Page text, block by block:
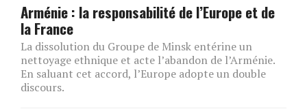
Arménie : la responsabilité de l’Europe et de
la France
La dissolution du Groupe de Minsk entérine un
nettoyage ethnique et acte l’abandon de l’Arménie.
En saluant cet accord, l’Europe adopte un double
discours.